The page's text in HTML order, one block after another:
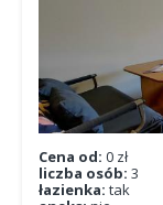
Cena od: 0 zł
liczba osób: 3
łazienka: tak